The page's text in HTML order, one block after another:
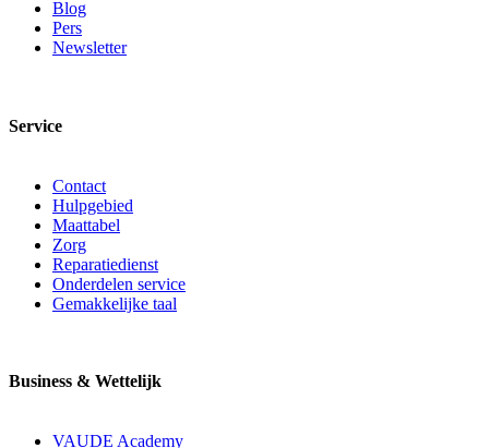
Blog
Pers
Newsletter
Service
Contact
Hulpgebied
Maattabel
Zorg
Reparatiedienst
Onderdelen service
Gemakkelijke taal
Business & Wettelijk
VAUDE Academy